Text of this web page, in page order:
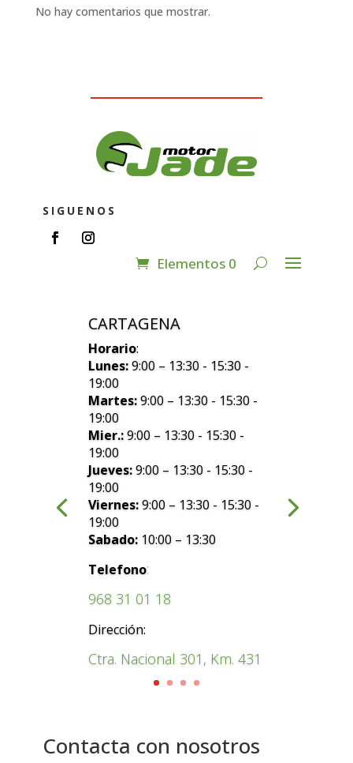
No hay comentarios que mostrar.
SIGUENOS
Elementos 0
CARTAGENA
Horario:
Lunes:9:00 – 13:30 - 15:30 -
19:00
Martes:9:00 – 13:30 - 15:30 -
19:00
Mier.:9:00 – 13:30 - 15:30 -
19:00
Jueves:9:00 – 13:30 - 15:30 -
19:00
Viernes:9:00 – 13:30 - 15:30 -
19:00
Sabado: 10:00 – 13:30
Telefono:
968 31 01 18
Dirección:
Ctra. Nacional 301, Km. 431
Contacta con nosotros